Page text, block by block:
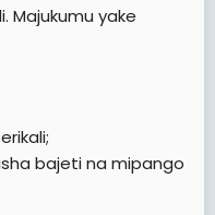
Majukumu yake
bajeti na mipango